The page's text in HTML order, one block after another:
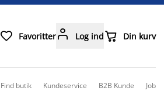
 Favoritter Log ind Din kurv
Find butik Kundeservice B2B Kunde Job